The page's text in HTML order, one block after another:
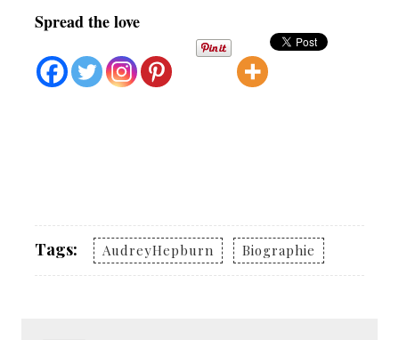
Spread the love
Tags: AudreyHepburn Biographie